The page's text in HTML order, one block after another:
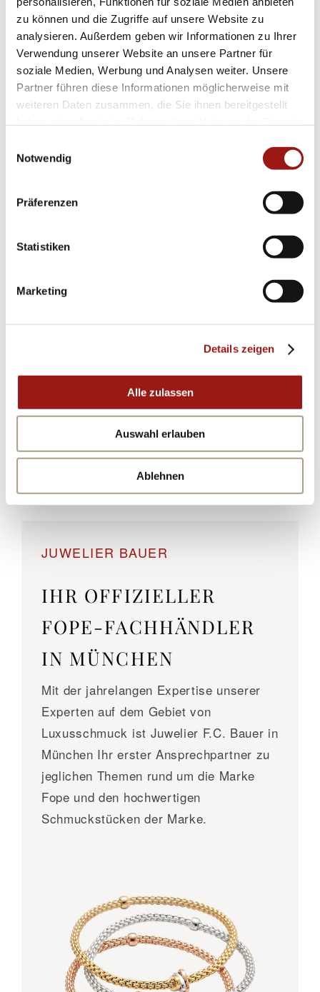
zu können und die Zugriffe auf unsere Website zu
analysieren. Außerdem geben wir Informationen zu Ihrer
Verwendung unserer Website an unsere Partner für
soziale Medien, Werbung und Analysen weiter. Unsere
Partner führen diese Informationen möglicherweise mit
weiteren Daten zusammen, die Sie ihnen bereitgestellt
Notwendig
Präferenzen
Statistiken
Marketing
Details zeigen
Alle zulassen
Auswahl erlauben
Ablehnen
PRODUKT­SICHERHEITS­
INFORMATIONEN
HERSTELLER
INVERKEHRSBRINGER
KLEINTEILE-HINWEIS
JUWELIER BAUER
IHR OFFIZIELLER
FOPE-FACHHÄNDLER
IN MÜNCHEN
Mit der jahrelangen Expertise unserer
Experten auf dem Gebiet von
Luxusschmuck ist Juwelier F.C. Bauer in
München Ihr erster Ansprechpartner zu
jeglichen Themen rund um die Marke
Fope und den hochwertigen
Schmuckstücken der Marke.